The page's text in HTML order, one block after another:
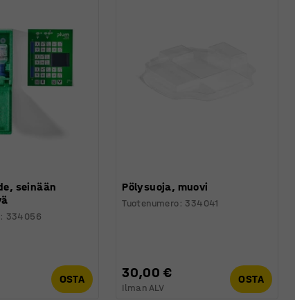
seinään
: 334056
OSTA
Pölysuoja, muovi
Tuotenumero: 334041
30,00 €
Ilman ALV
OSTA